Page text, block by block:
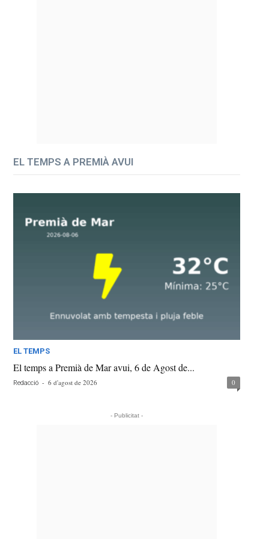
EL TEMPS A PREMIÀ AVUI
EL TEMPS
El temps a Premià de Mar avui, 6 de Agost de...
Redacció - 6 d'agost de 2026 0
- Publicitat -